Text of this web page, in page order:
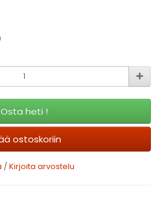
Osta heti !
ostoskoriin
/Kirjoita arvostelu